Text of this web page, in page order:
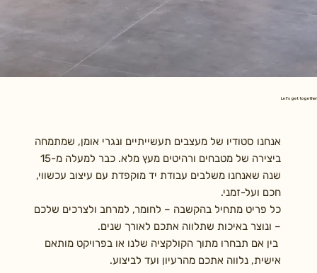
Let's get together
אנחנו סטודיו של מעצבים תעשייתיים ונגרי אומן, שמתמחה
ביצירה של מטבחים ורהיטים מעץ מלא. כבר למעלה מ-15
שנה שאנחנו משלבים עבודת יד מוקפדת עם עיצוב עכשווי,
חכם ועל-זמני.
כל פריט מתחיל בהקשבה – לחומר, למרחב ולצרכים שלכם
– ונוצר באיכות שתלווה אתכם לאורך שנים.
בין אם תבחרו מתוך הקולקציה שלנו או בפרויקט מותאם
אישית, נלווה אתכם מהרעיון ועד לביצוע.